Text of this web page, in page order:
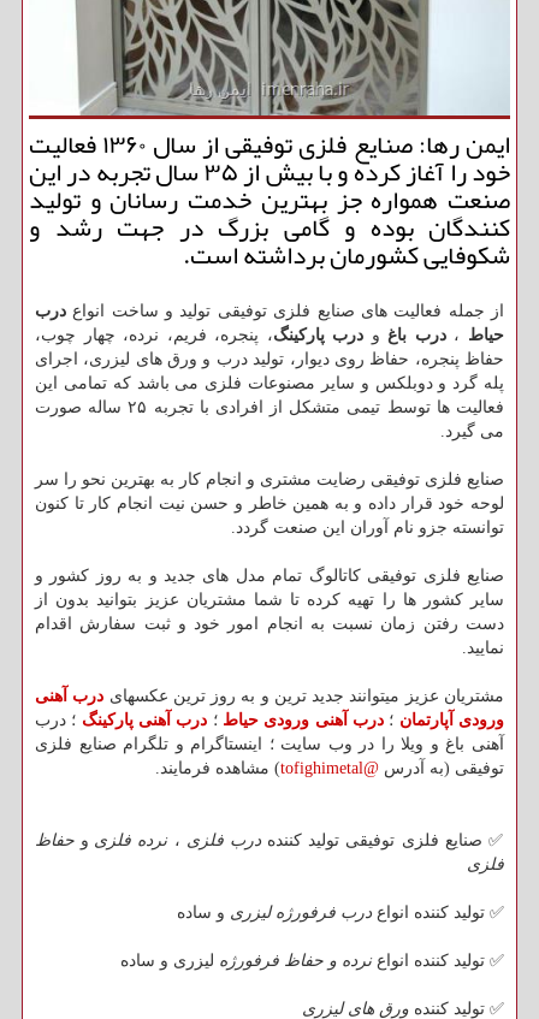
ایمن رها: صنایع فلزی توفیقی از سال ۱۳۶۰ فعالیت
خود را آغاز كرده و با بیش از ۳۵ سال تجربه در این
صنعت همواره جز بهترین خدمت رسانان و تولید
كنندگان بوده و گامی بزرگ در جهت رشد و
شكوفایی كشورمان برداشته است.
از جمله فعالیت های صنایع فلزی توفیقی تولید و ساخت انواع درب
حیاط ،درب باغ و درب پارکینگ، پنجره، فریم، نرده، چهار چوب،
حفاظ پنجره، حفاظ روی دیوار، تولید درب و ورق های لیزری، اجرای
پله گرد و دوبلکس و سایر مصنوعات فلزی می باشد که تمامی این
فعالیت ها توسط تیمی متشکل از افرادی با تجربه ۲۵ ساله صورت
می گیرد.
صنایع فلزی توفیقی رضایت مشتری و انجام کار به بهترین نحو را سر
لوحه خود قرار داده و به همین خاطر و حسن نیت انجام کار تا کنون
توانسته جزو نام آوران این صنعت گردد.
صنایع فلزی توفیقی کاتالوگ تمام مدل های جدید و به روز کشور و
سایر کشور ها را تهیه کرده تا شما مشتریان عزیز بتوانید بدون از
دست رفتن زمان نسبت به انجام امور خود و ثبت سفارش اقدام
نمایید.
مشتریان عزیز میتوانند جدید ترین و به روز ترین عکسهای درب آهنی
ورودی آپارتمان ؛ درب آهنی ورودی حیاط؛ درب آهنی پارکینگ ؛ درب
آهنی باغ و ویلا را در وب سایت ؛ اینستاگرام و تلگرام صنایع فلزی
توفیقی (به آدرس @tofighimetal ) مشاهده فرمایند.
✅ صنایع فلزی توفیقی تولید کنندهدرب فلزی ،نرده فلزی و حفاظ
فلزی
✅ تولید کننده انواع درب فرفورژه لیزری و ساده
✅ تولید کننده انواعنرده و حفاظ فرفورژه لیزری و ساده
✅ تولید کننده ورق های لیزری